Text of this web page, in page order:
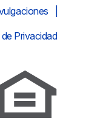
Privacidad